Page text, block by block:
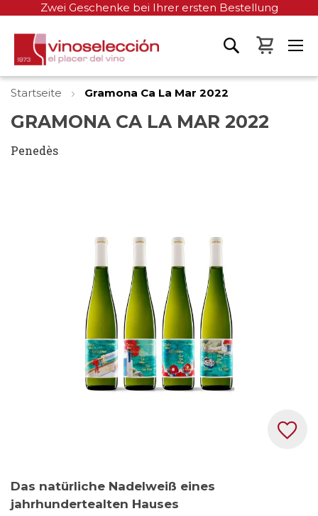
Zwei Geschenke bei Ihrer ersten Bestellung
Mein
Startseite Gramona Ca La Mar 2022
GRAMONA CA LA MAR 2022
Penedès
Anfang
der
Das natürliche Nadelweiß eines
jahrhundertealten Hauses